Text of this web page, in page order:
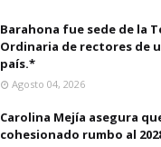
Barahona fue sede de la
Ordinaria de rectores de
país.*
Agosto 04, 2026
Carolina Mejía asegura
cohesionado rumbo al